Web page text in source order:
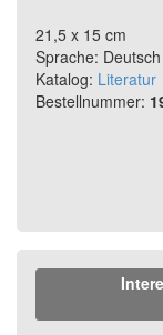
21,5 x 15 cm
Sprache: Deutsch
Katalog: Literatur
Bestellnummer: